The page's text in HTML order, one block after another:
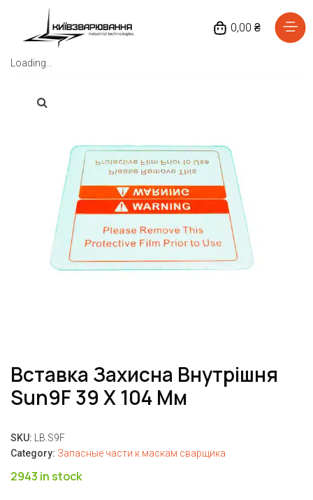
0,00 ₴
Loading...
Вставка Захисна Внутрішня
Sun9F 39 Х 104 Мм
SKU: LB.S9F
Category: Запасные части к маскам сварщика
2943 in stock
Відгуки
Про нас
Доставка та оплата
Повернення та обмін